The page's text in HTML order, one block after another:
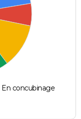
En concubinage